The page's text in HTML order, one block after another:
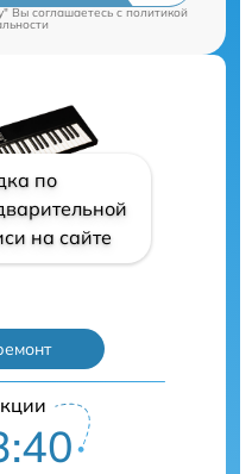
Вы соглашаетесь cполитикой
по
на сайте